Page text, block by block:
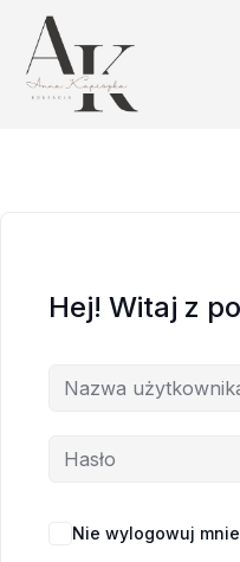
Hej! Witaj z
Nie wylogowuj mnie